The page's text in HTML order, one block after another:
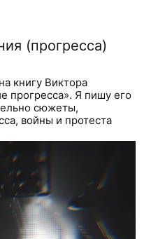
(прогресса)
книгу Виктора
прогресса». Я пишу его
сюжеты,
войны и протеста